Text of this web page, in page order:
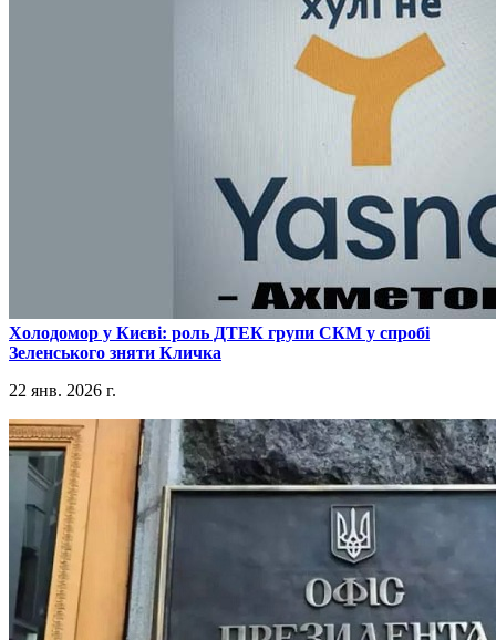
​Холодомор у Києві: роль ДТЕК групи СКМ у спробі
Зеленського зняти Кличка
22 янв. 2026 г.